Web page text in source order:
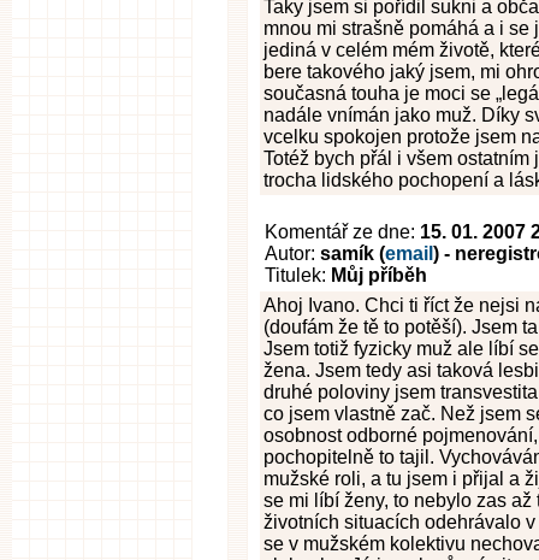
Taky jsem si pořídil sukni a
mnou mi strašně pomáhá a i
jediná v celém mém životě,
bere takového jaký jsem, mi
současná touha je moci se
nadále vnímán jako muž. Díky
vcelku spokojen protože jsem
Totéž bych přál i všem ostatním
trocha lidského pochopení a
Komentář ze dne: 15. 01. 2007
Autor: samík (email ) -
Titulek: Můj příběh
Ahoj Ivano. Chci ti říct že nejsi
(doufám že tě to potěší). Jsem
Jsem totiž fyzicky muž ale líbí
žena. Jsem tedy asi taková
druhé poloviny jsem
co jsem vlastně zač. Než jsem
osobnost odborné
pochopitelně to tajil.
mužské roli, a tu jsem i přijal a
se mi líbí ženy, to nebylo zas
životních situacích odehrávalo
se v mužském kolektivu